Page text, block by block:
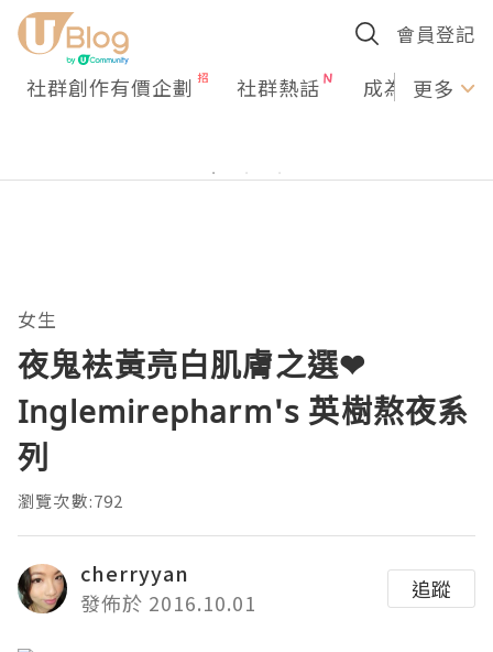
會員登記
社群創作有價企劃 社群熱話 成為U更多
女生
夜鬼袪黃亮白肌膚之選❤
Inglemirepharm's 英樹熬夜系
列
瀏覽次數:792
cherryyan
發佈於 2016.10.01
追蹤